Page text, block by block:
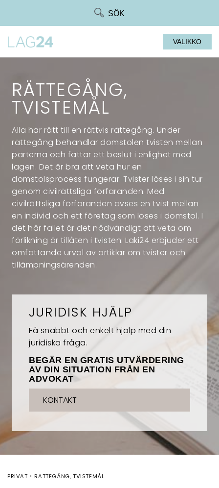
SÖK
VALIKKO
RÄTTEGÅNG,
TVISTEMÅL
Alla har rätt till en rättvis rättegång. Under
rättegång behandlar domstolen tvisten mellan
parterna och fattar ett beslut i enlighet med
lagen. Det är bra att veta hur en
domstolsprocess fungerar. Tvister löses i sin tur
genom civilrättsliga förfaranden. Med
civilrättsliga förfaranden avses en tvist mellan
en individ och ett företag som löses i domstol. I
det här fallet är det nödvändigt att veta om
förlikning är tillåten i tvisten. Laki24 erbjuder ett
omfattande urval av artiklar om tvister och
tillämpningsärenden.
JURIDISK HJÄLP
Få snabbt och enkelt hjälp med din
juridiska fråga.
BEGÄR EN GRATIS UTVÄRDERING
AV DIN SITUATION FRÅN EN
ADVOKAT
KONTAKT
PRIVAT RÄTTEGÅNG, TVISTEMÅL